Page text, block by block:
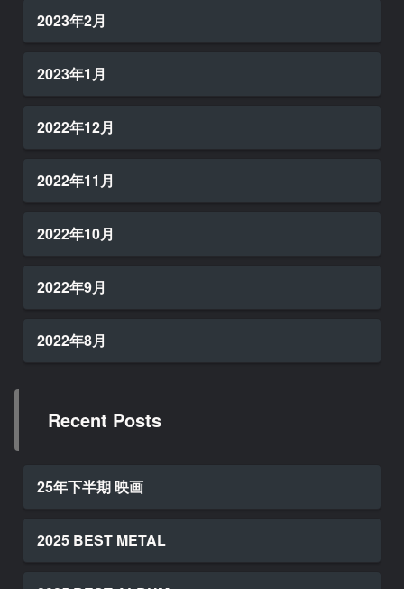
2023年2月
2023年1月
2022年12月
2022年11月
2022年10月
2022年9月
2022年8月
Recent Posts
25年下半期 映画
2025 BEST METAL